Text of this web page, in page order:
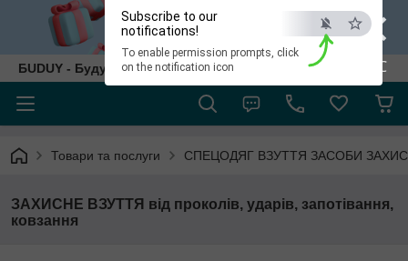
×
ESC
Subscribe to our
notifications!
To enable permission prompts, click
on the notification icon
БUDUY - Будуй як собі!
Товари та послуги СПЕЦОДЯГ ВЗУТТЯ ЗАСОБИ
ЗАХИСНЕ ВЗУТТЯ від проколів, ударів, запотівання,
ковзання